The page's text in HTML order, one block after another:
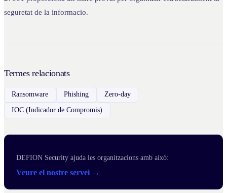
seguretat de la informacio.
Termes relacionats
Ransomware Phishing Zero-day
IOC (Indicador de Compromis)
DEFION Security ajuda les organitzacions amb això:
Veure el nostre servei →